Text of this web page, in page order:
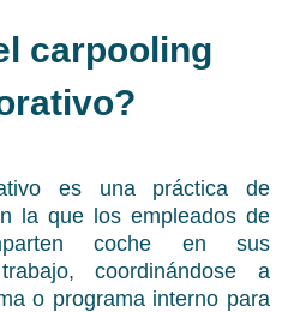
carpooling
es una práctica de
la que los empleados de
coche en sus
coordinándose a
o programa interno para